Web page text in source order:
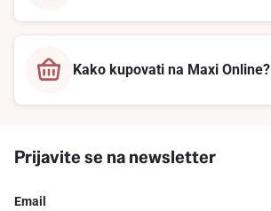
Kako kupovati na Maxi Online?
Prijavite se na newsletter
Email